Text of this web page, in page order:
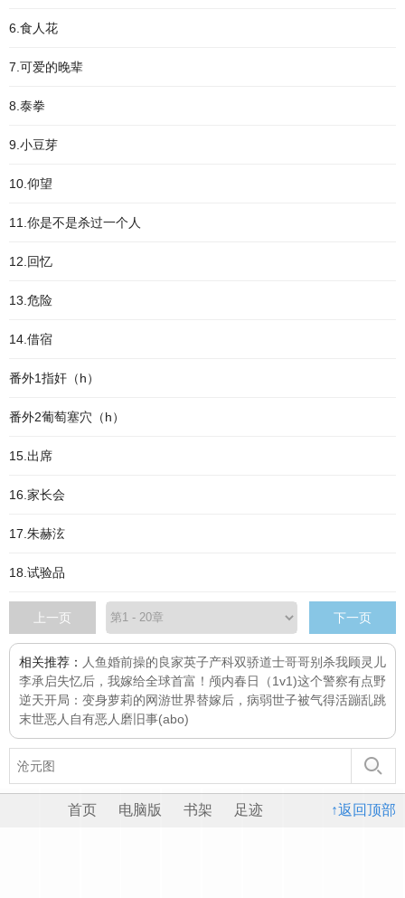
6.食人花
7.可爱的晚辈
8.泰拳
9.小豆芽
10.仰望
11.你是不是杀过一个人
12.回忆
13.危险
14.借宿
番外1指奸（h）
番外2葡萄塞穴（h）
15.出席
16.家长会
17.朱赫泫
18.试验品
上一页 下一页
相关推荐： 人鱼婚前操的良家英子产科双骄道士哥哥别杀我顾灵儿
李承启失忆后，我嫁给全球首富！ 颅内春日（1v1)这个警察有点野
逆天开局：变身萝莉的网游世界替嫁后，病弱世子被气得活蹦乱跳
末世恶人自有恶人磨 旧事(abo)
↑返回顶部
首页 电脑版 书架 足迹